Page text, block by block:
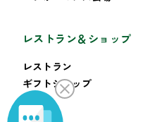
レストラン＆ショップ
レストラン
ギフトショップ